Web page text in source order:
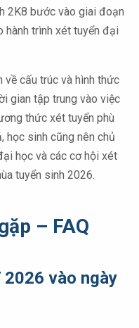
2K8 bước vào giai đoạn
hành trình xét tuyển đại
về cấu trúc và hình thức
gian tập trung vào việc
thức xét tuyển phù
học sinh cũng nên chủ
học và các cơ hội xét
tuyển sinh 2026.
– FAQ
vào ngày